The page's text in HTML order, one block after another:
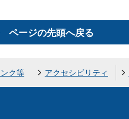
ページの先頭へ戻る
ク等 アクセシビリティ